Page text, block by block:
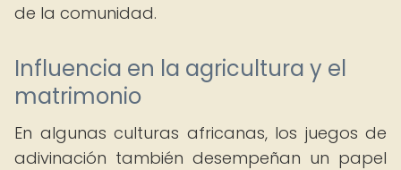
de la comunidad.
Influencia en la agricultura y el
matrimonio
En algunas culturas africanas, los juegos de
adivinación también desempeñan un papel